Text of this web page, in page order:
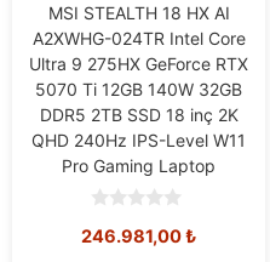
MSI STEALTH 18 HX AI
A2XWHG-024TR Intel Core
Ultra 9 275HX GeForce RTX
5070 Ti 12GB 140W 32GB
DDR5 2TB SSD 18 inç 2K
QHD 240Hz IPS-Level W11
Pro Gaming Laptop
o
246.981,00₺